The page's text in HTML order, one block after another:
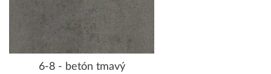
6-8 - betón tmavý